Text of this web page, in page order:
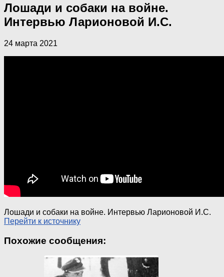
Лошади и собаки на войне.
Интервью Ларионовой И.С.
24 марта 2021
Лошади и собаки на войне. Интервью Ларионовой И.С.
Перейти к источнику
Похожие сообщения: